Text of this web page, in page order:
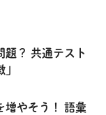
題？ 共通テスト
増やそう！ 語彙